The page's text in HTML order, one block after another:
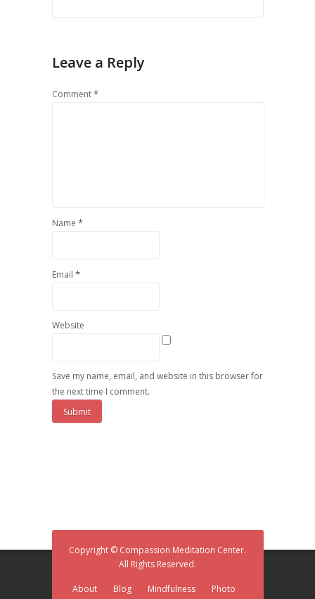
Leave a Reply
Comment*
Name *
Email *
Website
Save my name, email, and website in this browser for
the next time I comment.
Copyright © Compassion Meditation Center.
All Rights Reserved.
About Blog Mindfulness
Photo